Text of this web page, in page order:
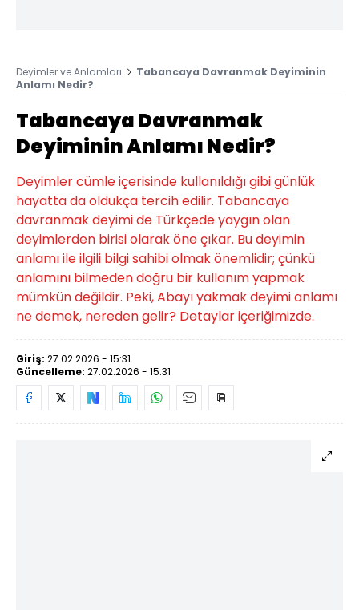
Deyimler ve Anlamları
Tabancaya Davranmak Deyiminin
Anlamı Nedir?
Tabancaya Davranmak
Deyiminin Anlamı Nedir?
Deyimler cümle içerisinde kullanıldığı gibi günlük
hayatta da oldukça tercih edilir. Tabancaya
davranmak deyimi de Türkçede yaygın olan
deyimlerden birisi olarak öne çıkar. Bu deyimin
anlamı ile ilgili bilgi sahibi olmak önemlidir; çünkü
anlamını bilmeden doğru bir kullanım yapmak
mümkün değildir. Peki, Abayı yakmak deyimi anlamı
ne demek, nereden gelir? Detaylar içeriğimizde.
Giriş: 27.02.2026 - 15:31
Güncelleme: 27.02.2026 - 15:31